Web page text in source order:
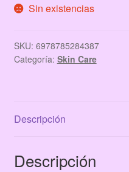
original
$6.00.
actual
$3.00.
Sin existencias
SKU: 6978785284387
Categoría: Skin Care
Descripción
Descripción